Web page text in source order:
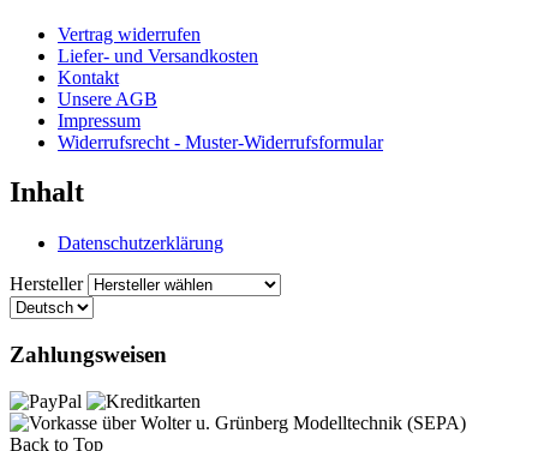
Vertrag widerrufen
Liefer- und Versandkosten
Kontakt
Unsere AGB
Impressum
Widerrufsrecht - Muster-Widerrufsformular
Inhalt
Datenschutzerklärung
Hersteller
Zahlungsweisen
Back to Top